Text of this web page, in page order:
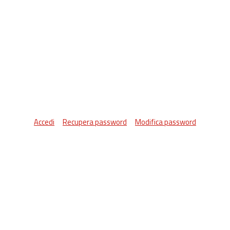
Accedi Recupera password Modifica password